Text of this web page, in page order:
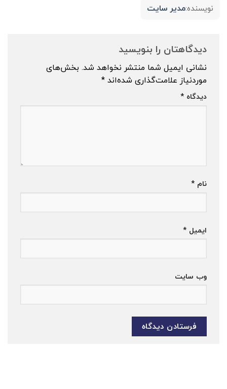
نویسنده:مدیر سایت
دیدگاهتان را بنویسید
نشانی ایمیل شما منتشر نخواهد شد. بخش‌های
موردنیاز علامت‌گذاری شده‌اند*
دیدگاه *
نام *
ایمیل *
وب‌ سایت